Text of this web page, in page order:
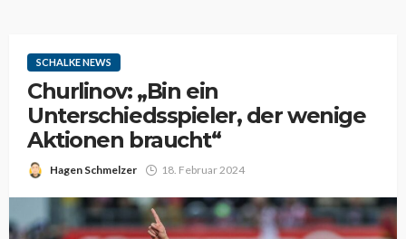
SCHALKE NEWS
Churlinov: „Bin ein
Unterschiedsspieler, der wenige
Aktionen braucht“
Hagen Schmelzer 18. Februar 2024